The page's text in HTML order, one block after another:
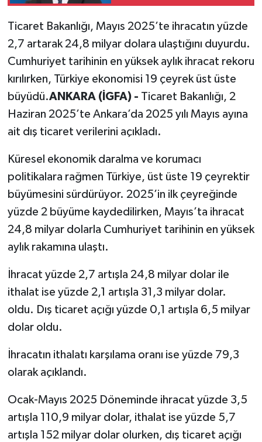
Ticaret Bakanlığı, Mayıs 2025’te ihracatın yüzde
2,7 artarak 24,8 milyar dolara ulaştığını duyurdu.
Cumhuriyet tarihinin en yüksek aylık ihracat rekoru
kırılırken, Türkiye ekonomisi 19 çeyrek üst üste
büyüdü.ANKARA (İGFA) - Ticaret Bakanlığı, 2
Haziran 2025’te Ankara’da 2025 yılı Mayıs ayına
ait dış ticaret verilerini açıkladı.
Küresel ekonomik daralma ve korumacı
politikalara rağmen Türkiye, üst üste 19 çeyrektir
büyümesini sürdürüyor. 2025’in ilk çeyreğinde
yüzde 2 büyüme kaydedilirken, Mayıs’ta ihracat
24,8 milyar dolarla Cumhuriyet tarihinin en yüksek
aylık rakamına ulaştı.
İhracat yüzde 2,7 artışla 24,8 milyar dolar ile
ithalat ise yüzde 2,1 artışla 31,3 milyar dolar.
oldu. Dış ticaret açığı yüzde 0,1 artışla 6,5 milyar
dolar oldu.
İhracatın ithalatı karşılama oranı ise yüzde 79,3
olarak açıklandı.
Ocak-Mayıs 2025 Döneminde ihracat yüzde 3,5
artışla 110,9 milyar dolar, ithalat ise yüzde 5,7
artışla 152 milyar dolar olurken, dış ticaret açığı